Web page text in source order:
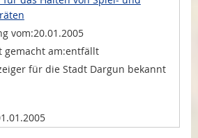
20.01.2005
entfällt